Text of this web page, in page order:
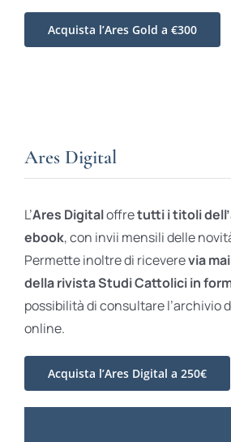
Acquista l’Ares Gold a €300
Ares Digital
L’Ares Digitaloffretutti i titoli
ebook, con invii mensili delle
Permette inoltre di riceverevia
della rivista Studi Cattolici in
possibilità di consultare l’archivio
online.
Acquista l’Ares Digital a 250€